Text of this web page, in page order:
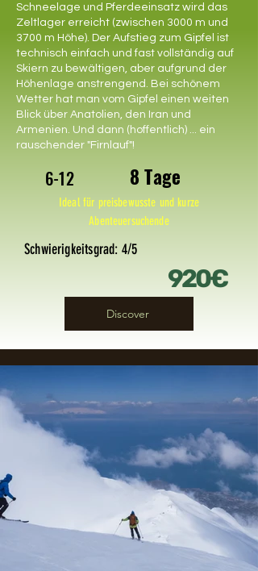
Schneelage und Pferdeeinsatz wird das
Zeltlager erreicht (zwischen 3000 m und
3700 m Höhe). Der Aufstieg zum Gipfel ist
technisch einfach und fast vollständig auf
Skiern zu bewältigen, aber aufgrund der
Höhenlage anstrengend. Bei schönem
Wetter hat man vom Gipfel einen weiten
Blick über Anatolien, den Iran und
Armenien. Und dann (hoffentlich) ... ein
rauschender "Firnlauf"!
6-12 8 Tage
Ideal für preisbewusste und kurze
Abenteuersuchende
Schwierigkeitsgrad: 4/5
920€
Discover